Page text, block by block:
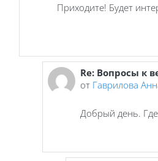
Приходите! Будет
В ответ на
Re: Вопросы к
от Гаврилова
Добрый день.